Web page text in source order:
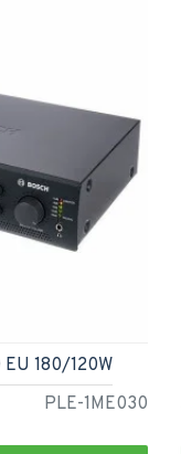
PLE-1ME030
EU 180/120W